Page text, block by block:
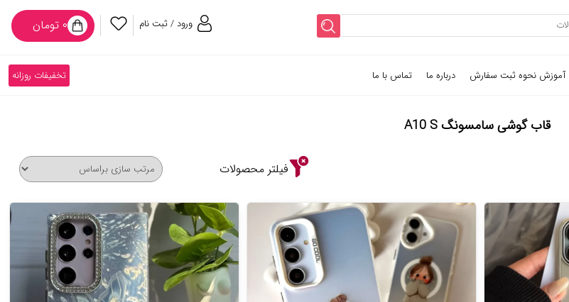
ورود / ثبت نام ۰ تومان
آموزش نحوه ثبت سفارش درباره ما تماس با ما تخفیفات روزانه
قاب گوشی سامسونگ A10 S
فیلتر محصولات